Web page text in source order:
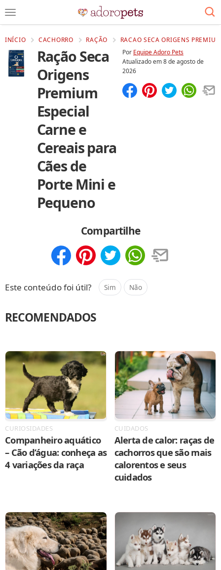
INÍCIO CACHORRO RAÇÃO RACAO SECA ORIGENS
Ração Seca
Origens
Premium
Especial
Carne e
Cereais para
Cães de
Porte Mini e
Pequeno
Por Equipe Adoro Pets
Atualizado em8 de agosto de
2026
Compartilhe
Este conteúdo foi útil? Sim Não
RECOMENDADOS
CURIOSIDADES
Companheiro aquático
– Cão d’água: conheça as
4 variações da raça
CUIDADOS
Alerta de calor: raças de
cachorros que são mais
calorentos e seus
cuidados